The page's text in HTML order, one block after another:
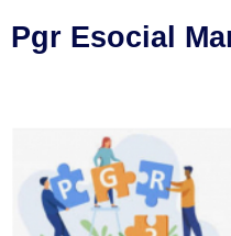
Pgr Esocial